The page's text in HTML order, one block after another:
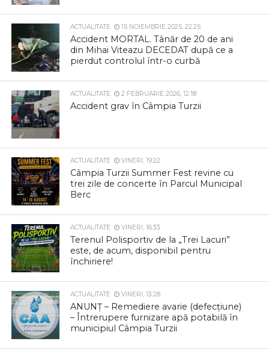
ACTUALITATE 15 NOIEMBRIE 2025, 22:25
Accident MORTAL. Tânăr de 20 de ani
din Mihai Viteazu DECEDAT după ce a
pierdut controlul într-o curbă
ACTUALITATE 2 FEBRUARIE 2026, 12:18
Accident grav în Câmpia Turzii
ACTUALITATE VINERI, 19:22
Câmpia Turzii Summer Fest revine cu
trei zile de concerte în Parcul Municipal
Berc
ACTUALITATE VINERI, 16:33
Terenul Polisportiv de la „Trei Lacuri”
este, de acum, disponibil pentru
închiriere!
ACTUALITATE VINERI, 13:28
ANUNȚ – Remediere avarie (defecțiune)
– Întrerupere furnizare apă potabilă în
municipiul Câmpia Turzii